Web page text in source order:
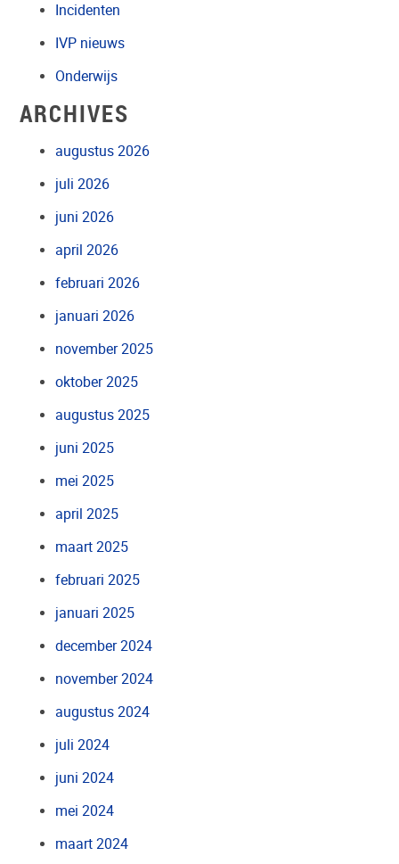
Incidenten
IVP nieuws
Onderwijs
ARCHIVES
augustus 2026
juli 2026
juni 2026
april 2026
februari 2026
januari 2026
november 2025
oktober 2025
augustus 2025
juni 2025
mei 2025
april 2025
maart 2025
februari 2025
januari 2025
december 2024
november 2024
augustus 2024
juli 2024
juni 2024
mei 2024
maart 2024